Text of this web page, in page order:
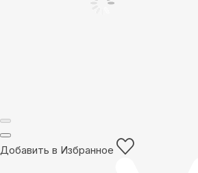
Добавить в Избранное